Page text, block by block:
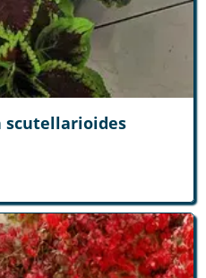
scutellarioides